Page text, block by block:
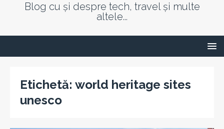
Blog cu și despre tech, travel și multe
altele...
Etichetă: world heritage sites
unesco